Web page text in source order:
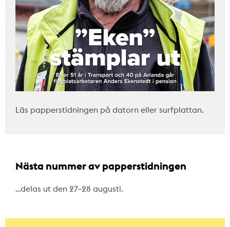
Läs papperstidningen på datorn eller surfplattan.
Nästa nummer av papperstidningen
…delas ut den 27–28 augusti.